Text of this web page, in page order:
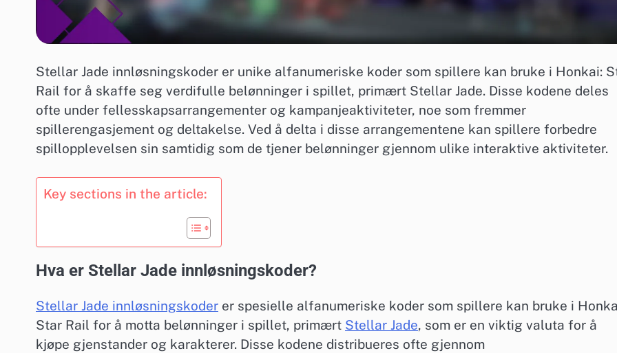
Stellar Jade innløsningskoder er unike alfanumeriske koder som spillere kan bruke i Honkai:
Rail for å skaffe seg verdifulle belønninger i spillet, primært Stellar Jade. Disse kodene deles
ofte under fellesskapsarrangementer og kampanjeaktiviteter, noe som fremmer
spillerengasjement og deltakelse. Ved å delta i disse arrangementene kan spillere forbedre
spillopplevelsen sin samtidig som de tjener belønninger gjennom ulike interaktive aktiviteter.
Key sections in the article:
Hva er Stellar Jade innløsningskoder?
Stellar Jade innløsningskoder er spesielle alfanumeriske koder som spillere kan bruke i
Star Rail for å motta belønninger i spillet, primært Stellar Jade, som er en viktig valuta for å
kjøpe gjenstander og karakterer. Disse kodene distribueres ofte gjennom